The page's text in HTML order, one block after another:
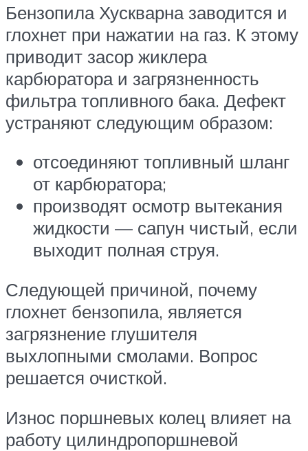
Бензопила Хускварна заводится и
глохнет при нажатии на газ. К этому
приводит засор жиклера
карбюратора и загрязненность
фильтра топливного бака. Дефект
устраняют следующим образом:
отсоединяют топливный шланг
от карбюратора;
производят осмотр вытекания
жидкости — сапун чистый, если
выходит полная струя.
Следующей причиной, почему
глохнет бензопила, является
загрязнение глушителя
выхлопными смолами. Вопрос
решается очисткой.
Износ поршневых колец влияет на
работу цилиндропоршневой